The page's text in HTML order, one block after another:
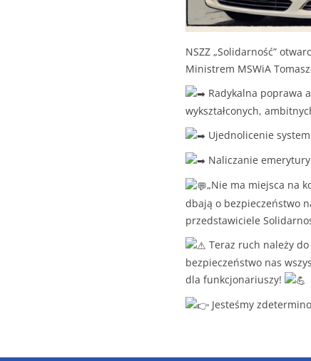
NSZZ „Solidarność”
Ministrem MSWiA
Radykalna poprawa
wykształconych,
Ujednolicenie
Naliczanie
„Nie ma miejsca na
dbają o bezpieczeństwo
przedstawiciele
Teraz ruch należy
bezpieczeństwo nas
dla funkcjonariuszy!
Jesteśmy